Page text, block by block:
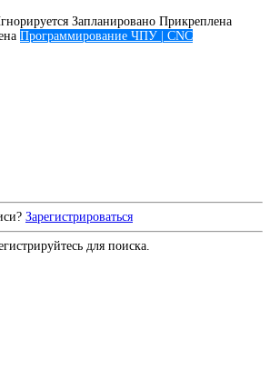
Запланировано Прикреплена
Программирование ЧПУ | CNC
Зарегистрироваться
для поиска.